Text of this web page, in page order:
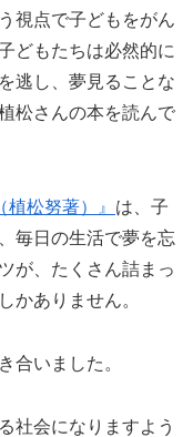
視点で子どもをがん
どもたちは必然的に
逃し、夢見ることな
松さんの本を読んで
植松努著）』 は、子
毎日の生活で夢を忘
が、たくさん詰まっ
かありません。
合いました。
社会になりますよう